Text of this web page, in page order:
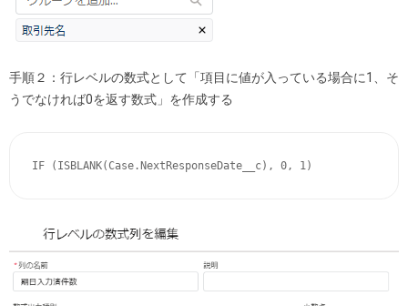
手順２：行レベルの数式として「項目に値が入っている場合に1、そ
うでなければ0を返す数式」を作成する
IF (ISBLANK(Case.NextResponseDate__c), 0, 1)